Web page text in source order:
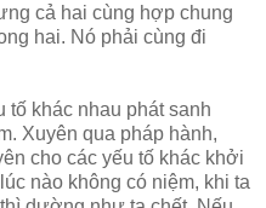
cả hai cùng hợp chung
hai. Nó phải cùng đi
khác nhau phát sanh
Xuyên qua pháp hành,
cho các yếu tố khác khởi
nào không có niệm, khi ta